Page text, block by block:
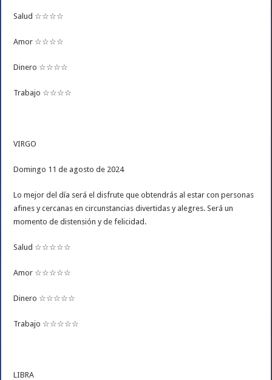
Salud ☆☆☆☆
Amor ☆☆☆☆
Dinero ☆☆☆☆
Trabajo ☆☆☆☆
VIRGO
Domingo 11 de agosto de 2024
Lo mejor del día será el disfrute que obtendrás al estar con personas
afines y cercanas en circunstancias divertidas y alegres. Será un
momento de distensión y de felicidad.
Salud ☆☆☆☆☆
Amor ☆☆☆☆☆
Dinero ☆☆☆☆☆
Trabajo ☆☆☆☆☆
LIBRA